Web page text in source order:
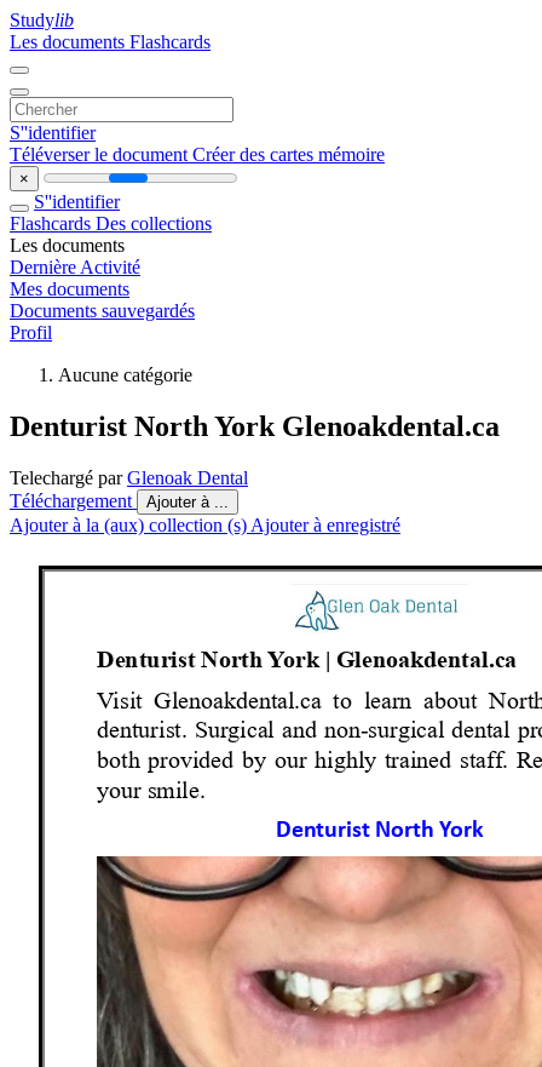
Studylib
Les documents Flashcards
S''identifier
Téléverser le document Créer des cartes mémoire
×
S''identifier
Flashcards Des collections
Les documents
Dernière Activité
Mes documents
Documents sauvegardés
Profil
Aucune catégorie
Denturist North York Glenoakdental.ca
Telechargé parGlenoak Dental
Téléchargement
Ajouter à ...
Ajouter à la (aux) collection (s) Ajouter à enregistré
Denturist North York Glenoakdental.ca
Visit Glenoakdental.ca to learn about
denturist. Surgical and non-surgical dental
both provided by our highly trained staff.
your smile.
Denturist North York